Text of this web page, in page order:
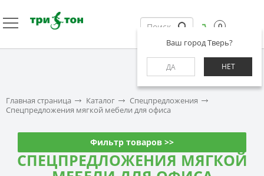
Ваш город Тверь?
ДА НЕТ
0
Главная страница Каталог
Спецпредложения
Спецпредложения мягкой мебели для офиса
Фильтр товаров >>
СПЕЦПРЕДЛОЖЕНИЯ МЯГКОЙ